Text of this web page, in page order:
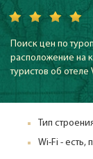
Поиск цен по
расположение на
туристов об отеле
Тип
Wi-Fi - есть,